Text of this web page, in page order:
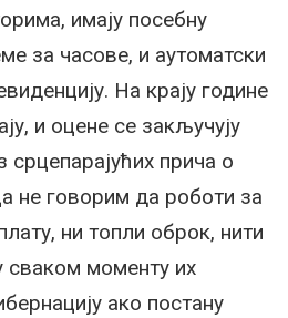
имају посебну
за часове, и аутоматски
На крају године
и оцене се закључују
прича о
не говорим да роботи за
ни топли оброк, нити
моменту их
ако постану